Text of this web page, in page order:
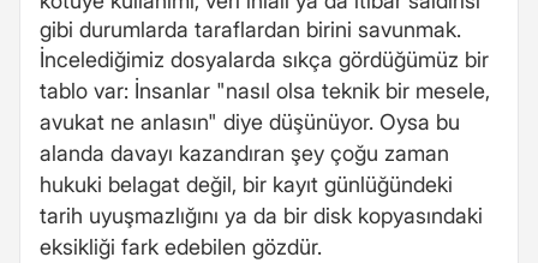
gibi durumlarda taraflardan birini savunmak.
İncelediğimiz dosyalarda sıkça gördüğümüz bir
tablo var: İnsanlar "nasıl olsa teknik bir mesele,
avukat ne anlasın" diye düşünüyor. Oysa bu
alanda davayı kazandıran şey çoğu zaman
hukuki belagat değil, bir kayıt günlüğündeki
tarih uyuşmazlığını ya da bir disk kopyasındaki
eksikliği fark edebilen gözdür.